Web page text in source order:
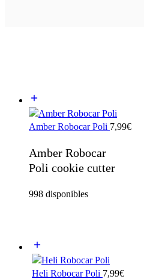
Amber Robocar Poli 7,99€
Amber Robocar
Poli cookie cutter
998 disponibles
Heli Robocar Poli 7,99€